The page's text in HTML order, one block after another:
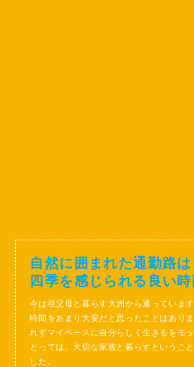
自然に囲まれた通勤路は
四季を感じられる良い時
今は祖父母と暮らす大洲から通っていま
時間をあまり大変だと思ったことはあり
れずマイペースに自分らしく生きるをモ
とっては、大切な家族と暮らすというこ
した。